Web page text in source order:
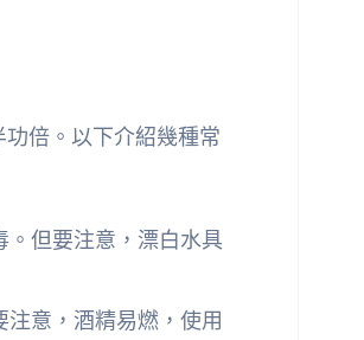
倍。以下介紹幾種常
但要注意，漂白水具
意，酒精易燃，使用